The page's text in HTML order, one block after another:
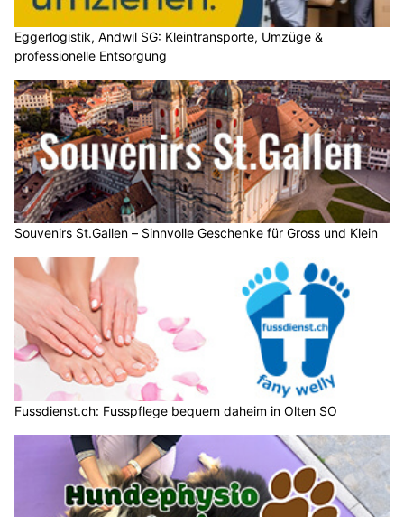
Eggerlogistik, Andwil SG: Kleintransporte, Umzüge &
professionelle Entsorgung
Souvenirs St.Gallen – Sinnvolle Geschenke für Gross und Klein
Fussdienst.ch: Fusspflege bequem daheim in Olten SO